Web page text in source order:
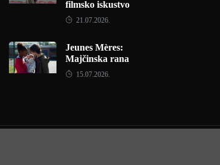
filmsko iskustvo
21.07.2026.
Jeunes Mères:
Majčinska rana
15.07.2026.